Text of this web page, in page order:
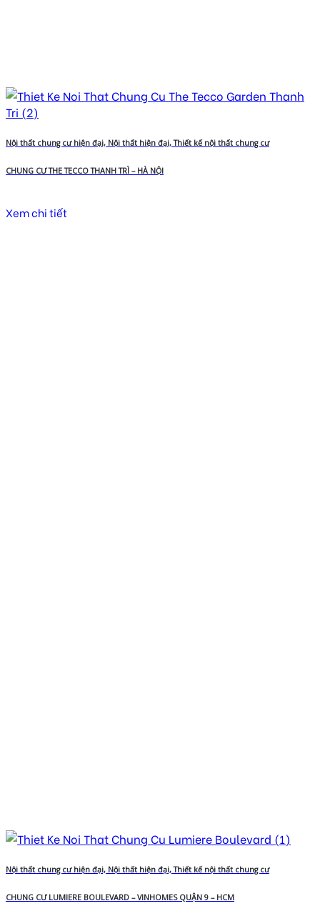
Nội thất chung cư hiện đại, Nội thất hiện đại, Thiết kế nội thất chung cư
CHUNG CƯ THE TECCO THANH TRÌ – HÀ NỘI
Xem chi tiết
Nội thất chung cư hiện đại, Nội thất hiện đại, Thiết kế nội thất chung cư
CHUNG CƯ LUMIERE BOULEVARD – VINHOMES QUẬN 9 – HCM